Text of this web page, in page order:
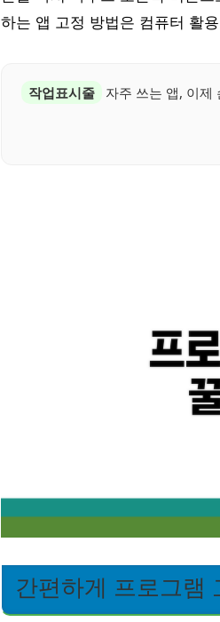
하는 앱 고정 방법은 컴퓨터 활
작업표시줄
자주 쓰는 앱, 이제
간편하게 프로그램